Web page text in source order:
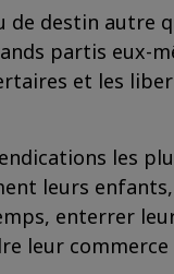
de destin autre
partis eux-
et les
les
leurs
enterrer
leur commerce